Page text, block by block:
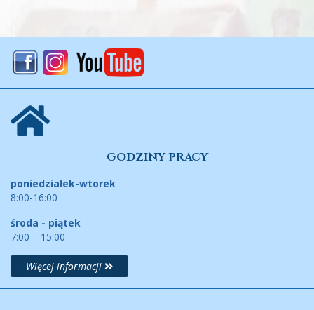
GODZINY PRACY
poniedziałek-wtorek
8:00-16:00
środa - piątek
7:00 – 15:00
Więcej informacji